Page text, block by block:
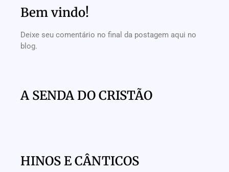
Bem vindo!
Deixe seu comentário no final da postagem aqui no
blog.
A SENDA DO CRISTÃO
HINOS E CÂNTICOS